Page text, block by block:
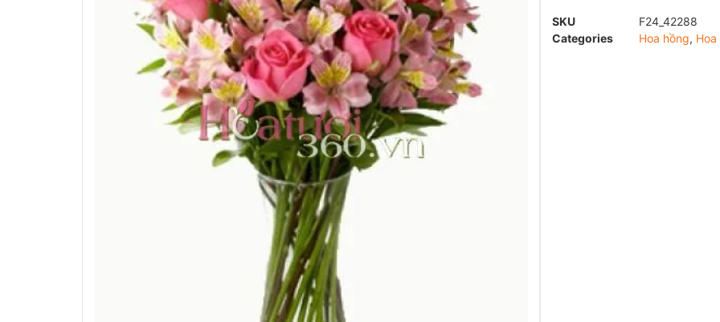
SKU
F24_42288
Categories
Hoa hồng,